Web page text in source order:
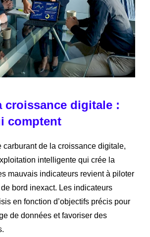
croissance digitale :
comptent
carburant de la croissance digitale,
intelligente qui crée la
mauvais indicateurs revient à piloter
bord inexact. Les indicateurs
en fonction d’objectifs précis pour
de données et favoriser des